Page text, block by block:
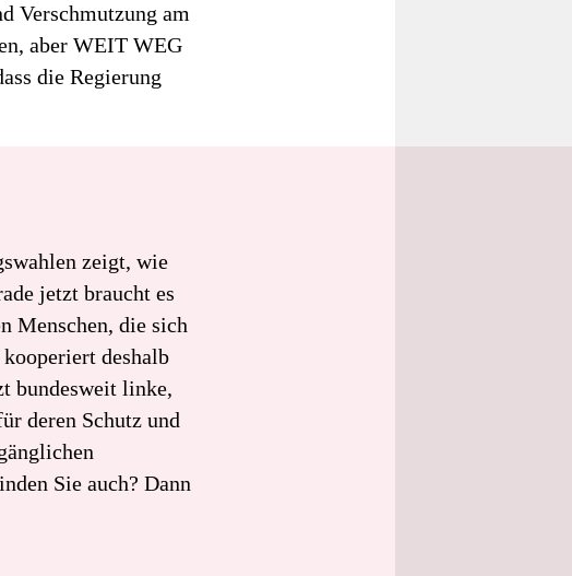
Verschmutzung am
aber WEIT WEG
die Regierung
zeigt, wie
jetzt braucht es
Menschen, die sich
deshalb
bundesweit linke,
deren Schutz und
Sie auch? Dann